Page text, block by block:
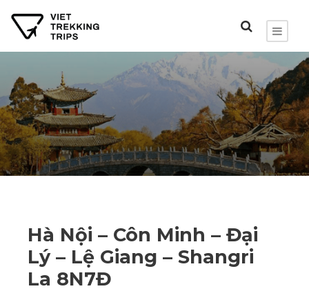
Hà Nội – Côn Minh – Đại
Lý – Lệ Giang – Shangri
La 8N7Đ